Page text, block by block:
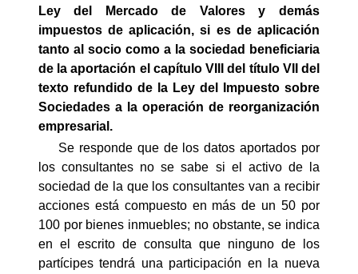
Ley del Mercado de Valores y demás
impuestos de aplicación, si es de aplicación
tanto al socio como a la sociedad beneficiaria
de la aportación el capítulo VIII del título VII del
texto refundido de la Ley del Impuesto sobre
Sociedades a la operación de reorganización
empresarial.
Se responde que de los datos aportados por
los consultantes no se sabe si el activo de la
sociedad de la que los consultantes van a recibir
acciones está compuesto en más de un 50 por
100 por bienes inmuebles; no obstante, se indica
en el escrito de consulta que ninguno de los
partícipes tendrá una participación en la nueva